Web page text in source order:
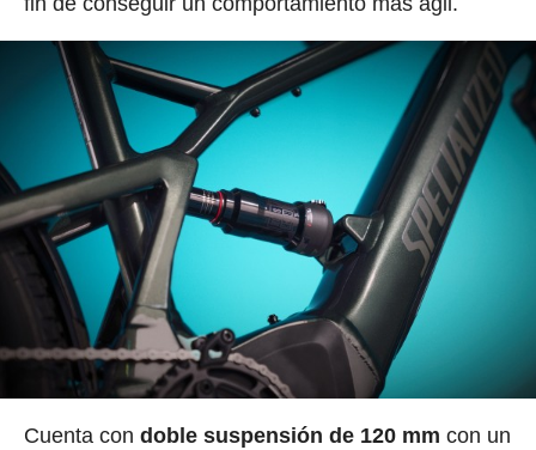
Cuenta con doble suspensión de 120 mm con un